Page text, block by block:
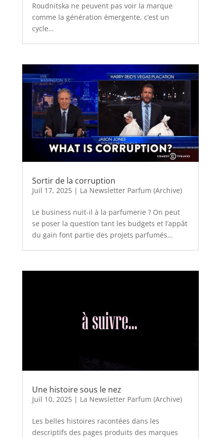
Roudnitska ne peuvent pas voir la marque
comme la génération émergente, c’est un
cycle…
Sortir de la corruption
Juil 17, 2025| La Newsletter Parfum (Archive)
Le business nuit-il à la parfumerie ? On peut
se poser la question tant les budgets et l’appât
du gain font partie des projets parfumés…
Une histoire sous le nez
Juil 10, 2025| La Newsletter Parfum (Archive)
Les belles histoires racontées dans les
descriptifs des pages produits des marques